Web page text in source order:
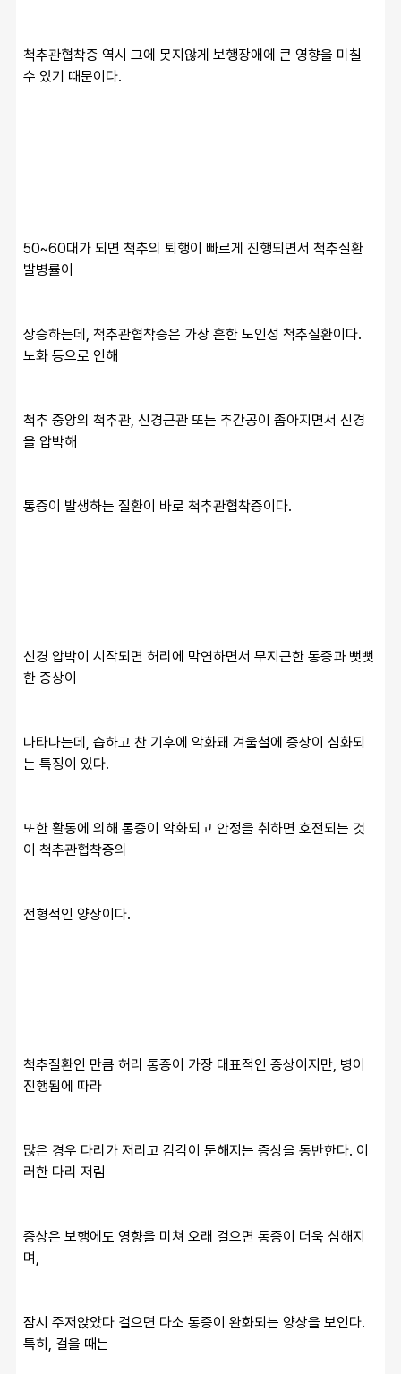
척추관협착증 역시 그에 못지않게 보행장애에 큰 영향을 미칠
수 있기 때문이다.
50~60대가 되면 척추의 퇴행이 빠르게 진행되면서 척추질환
발병률이
상승하는데, 척추관협착증은 가장 흔한 노인성 척추질환이다.
노화 등으로 인해
척추 중앙의 척추관, 신경근관 또는 추간공이 좁아지면서 신경
을 압박해
통증이 발생하는 질환이 바로 척추관협착증이다.
신경 압박이 시작되면 허리에 막연하면서 무지근한 통증과 뻣뻣
한 증상이
나타나는데, 습하고 찬 기후에 악화돼 겨울철에 증상이 심화되
는 특징이 있다.
또한 활동에 의해 통증이 악화되고 안정을 취하면 호전되는 것
이 척추관협착증의
전형적인 양상이다.
척추질환인 만큼 허리 통증이 가장 대표적인 증상이지만, 병이
진행됨에 따라
많은 경우 다리가 저리고 감각이 둔해지는 증상을 동반한다. 이
러한 다리 저림
증상은 보행에도 영향을 미쳐 오래 걸으면 통증이 더욱 심해지
며,
잠시 주저앉았다 걸으면 다소 통증이 완화되는 양상을 보인다.
특히, 걸을 때는